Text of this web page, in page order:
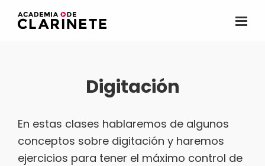
Saltar
online
para
hispanohablantes
Digitación
En estas clases hablaremos de algunos
conceptos sobre digitación y haremos
ejercicios para tener el máximo control de